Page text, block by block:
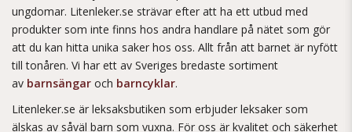
ungdomar. Litenleker.se strävar efter att ha ett utbud med
produkter som inte finns hos andra handlare på nätet som gör
att du kan hitta unika saker hos oss. Allt från att barnet är nyfött
till tonåren. Vi har ett av Sveriges bredaste sortiment
av barnsängar och barncyklar.
Litenleker.se är leksaksbutiken som erbjuder leksaker som
älskas av såväl barn som vuxna. För oss är kvalitet och säkerhet